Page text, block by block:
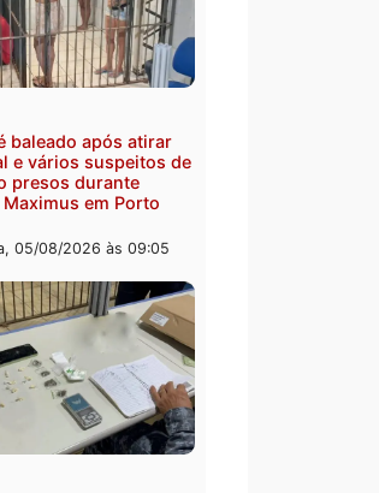
Polícia
Operação Contemplados cumpre
por fraude na falsa oferta de
financiamentos
quarta-feira, 05/08/2026 às 12:22